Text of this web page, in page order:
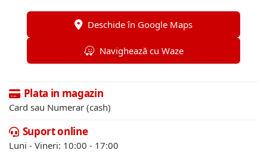
Deschide în Google Maps
Navighează cu Waze
Plata in magazin
Card sau Numerar (cash)
Suport online
Luni - Vineri: 10:00 - 17:00